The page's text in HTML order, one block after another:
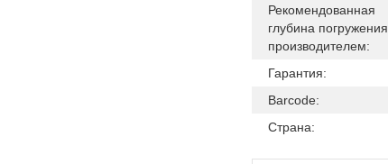
Рекомендованная
глубина погружения
производителем:
Гарантия:
Barcode:
Страна: